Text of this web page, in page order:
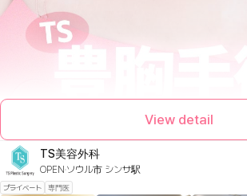
View detail
TS美容外科
OPEN ソウル市 シンサ駅
プライベート 専門医